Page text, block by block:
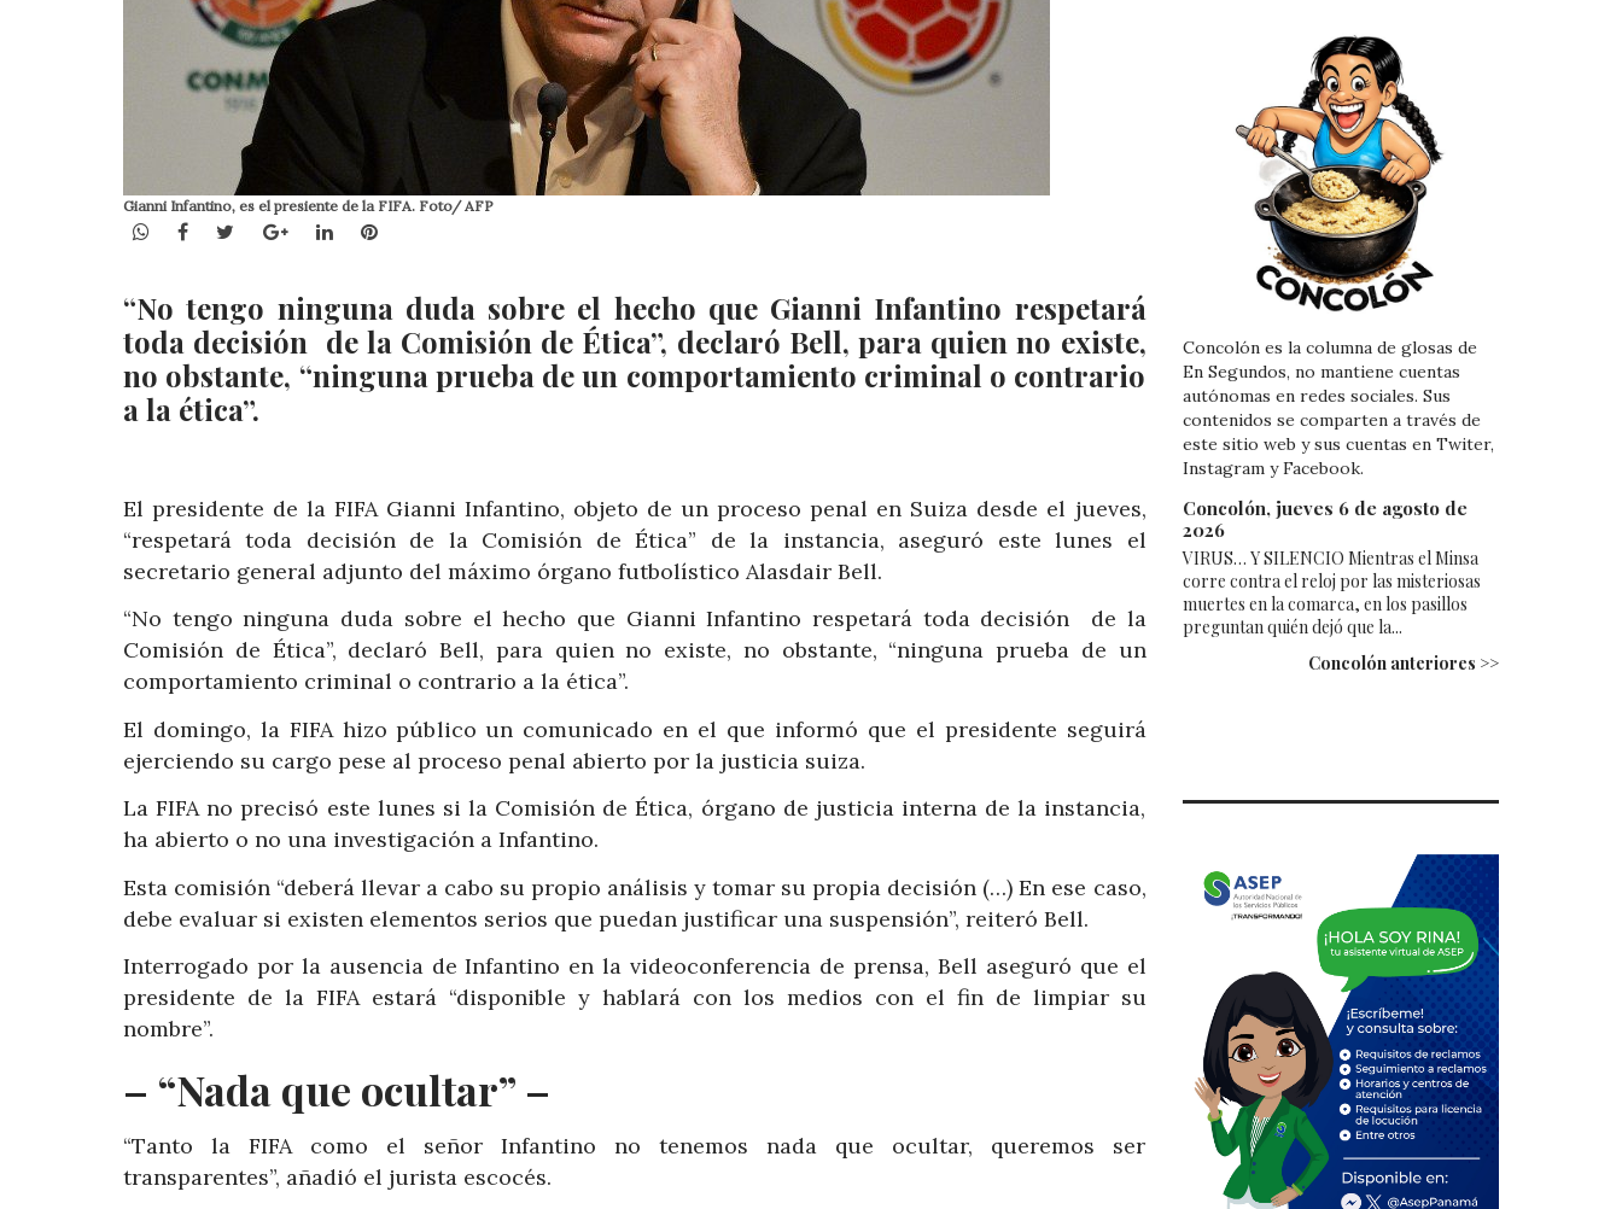
Gianni Infantino, es el presiente de la FIFA. Foto/ AFP
WhatsApp
Facebook
TwitterGoogle+LinkedInPinterest
“No tengo ninguna duda sobre el hecho que Gianni Infantino respetará
toda decisión de la Comisión de Ética”, declaró Bell, para quien no existe,
no obstante, “ninguna prueba de un comportamiento criminal o contrario
a la ética”.
El presidente de la FIFA Gianni Infantino, objeto de un proceso penal en Suiza desde el jueves,
“respetará toda decisión de la Comisión de Ética” de la instancia, aseguró este lunes el
secretario general adjunto del máximo órgano futbolístico Alasdair Bell.
“No tengo ninguna duda sobre el hecho que Gianni Infantino respetará toda decisión de la
Comisión de Ética”, declaró Bell, para quien no existe, no obstante, “ninguna prueba de un
comportamiento criminal o contrario a la ética”.
El domingo, la FIFA hizo público un comunicado en el que informó que el presidente seguirá
ejerciendo su cargo pese al proceso penal abierto por la justicia suiza.
La FIFA no precisó este lunes si la Comisión de Ética, órgano de justicia interna de la instancia,
ha abierto o no una investigación a Infantino.
Esta comisión “deberá llevar a cabo su propio análisis y tomar su propia decisión (…) En ese caso,
debe evaluar si existen elementos serios que puedan justificar una suspensión”, reiteró Bell.
Interrogado por la ausencia de Infantino en la videoconferencia de prensa, Bell aseguró que el
presidente de la FIFA estará “disponible y hablará con los medios con el fin de limpiar su
nombre”.
– “Nada que ocultar” –
“Tanto la FIFA como el señor Infantino no tenemos nada que ocultar, queremos ser
transparentes”, añadió el jurista escocés.
Concolón es la columna de glosas de
En Segundos, no mantiene cuentas
autónomas en redes sociales. Sus
contenidos se comparten a través de
este sitio web y sus cuentas en Twiter,
Instagram y Facebook.
Concolón, jueves 6 de agosto de
2026
VIRUS… Y SILENCIO Mientras el Minsa
corre contra el reloj por las misteriosas
muertes en la comarca, en los pasillos
preguntan quién dejó que la...
Concolón anteriores >>